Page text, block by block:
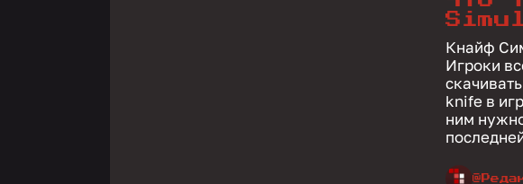
Кнайф
Игроки
knife в
ним нужно делать. Как он